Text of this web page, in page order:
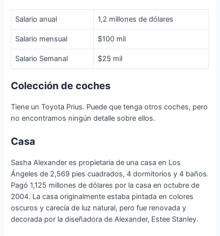
Salario anual 1,2 millones de dólares
Salario mensual $100 mil
Salario Semanal $25 mil
Colección de coches
Tiene un Toyota Prius. Puede que tenga otros coches, pero
no encontramos ningún detalle sobre ellos.
Casa
Sasha Alexander es propietaria de una casa en Los
Ángeles de 2,569 pies cuadrados, 4 dormitorios y 4 baños.
Pagó 1,125 millones de dólares por la casa en octubre de
2004. La casa originalmente estaba pintada en colores
oscuros y carecía de luz natural, pero fue renovada y
decorada por la diseñadora de Alexander, Estee Stanley.